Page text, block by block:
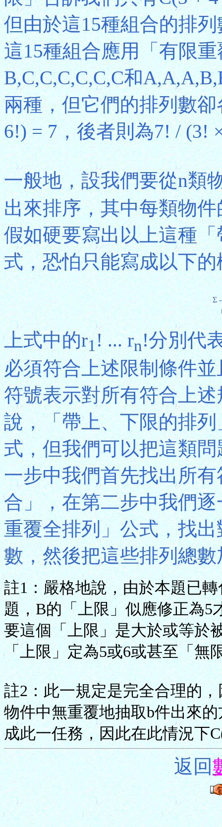
但由於這15種組合的排
這15種組合應用「有限
B,C,C,C,C,C,C和
兩種，但它們的排列數
6!) = 7，後者則為7! / (3!
一般地，設我們要從n類
出來排序，其中每類物
假如硬要寫出以上這種
式，恐怕只能寫成以下的
Σ
上式中的r1! ... rn!分別代
必須符合上述限制條件
符號表示對所有符合上
說，「帶上、下限的排
式，但我們可以把這類
一步中我們首先找出所
合」，在第二步中我們
重覆全排列」公式，找
數，然後把這些排列總
註1：嚴格地說，由於本題已
題，B的「上限」似應修正為5
要這個「上限」是大於或等於
「上限」定為5或6或甚至「無
註2：此一規定是完全合理的
物件中無重覆地抽取b件出來
成此一任務，因此在此情況下
返回